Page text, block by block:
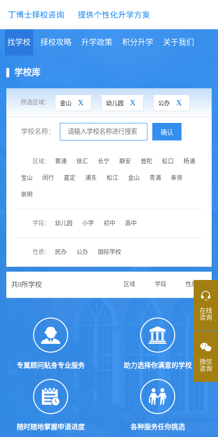
在线
咨询
微信
咨询
找学校 择校攻略 升学政策 积分升学 关于我们
学校库
所选区域： 金山 X 幼儿园 X 公办 X
学校名称： 确认
区域： 黄浦 徐汇 长宁 静安 普陀 虹口 杨浦
宝山 闵行 嘉定 浦东 松江 金山 青浦 奉贤
崇明
学段： 幼儿园 小学 初中 高中
性质： 民办 公办 国际学校
共0所学校 区域 学段 性质
专属顾问贴身专业服务 助力选择你满意的学校
随时随地掌握申请进度 各种服务任你挑选